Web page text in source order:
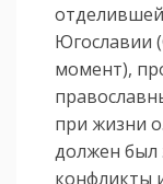
Югославии
момент),
при жизни
должен был
конфликты